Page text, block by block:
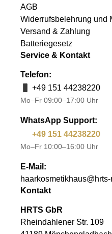
AGB
Widerrufsbelehrung und
Versand & Zahlung
Batteriegesetz
Service & Kontakt
Telefon:
+49 151 44238220
Mo–Fr 09:00–17:00 Uhr
WhatsApp Support:
+49 151 44238220
Mo–Fr 10:00–16:00 Uhr
E-Mail:
Kontakt
HRTS GbR
Rheindahlener Str. 109